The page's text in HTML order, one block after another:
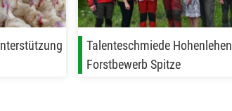
Talenteschmiede
Forstbewerb Spitze